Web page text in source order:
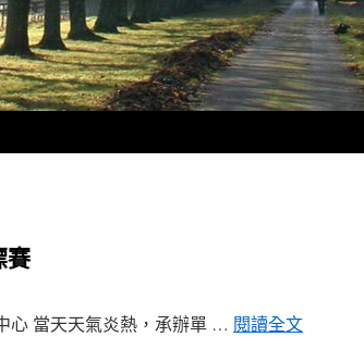
賽
心 當天天氣炎熱，承辦單 … 閱讀全文